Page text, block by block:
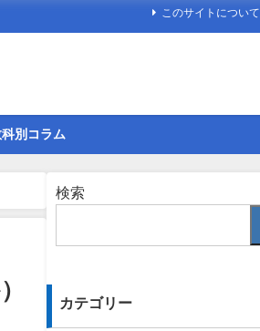
このサイトについて
科別コラム
検索
カテゴリー